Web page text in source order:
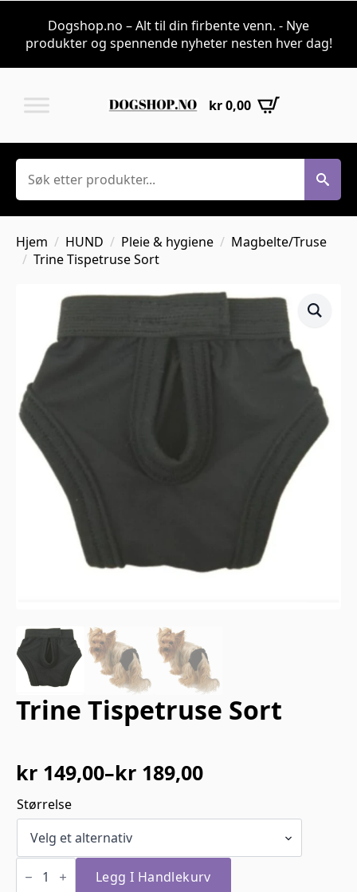
Dogshop.no – Alt til din firbente venn. - Nye
produkter og spennende nyheter nesten hver dag!
kr0,00
Søk
Hjem HUND Pleie & hygiene
Magbelte/Truse
Trine Tispetruse Sort
Trine Tispetruse Sort
kr 149,00–kr 189,00
Prisområde:
kr 149,00
til
kr 189,00
Størrelse
Trine
Tispetruse Legg I Handlekurv